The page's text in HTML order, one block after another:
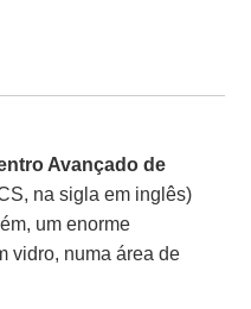
Avançado de
na sigla em inglês)
um enorme
vidro, numa área de